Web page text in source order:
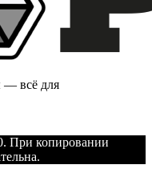
— всё для
При копировании